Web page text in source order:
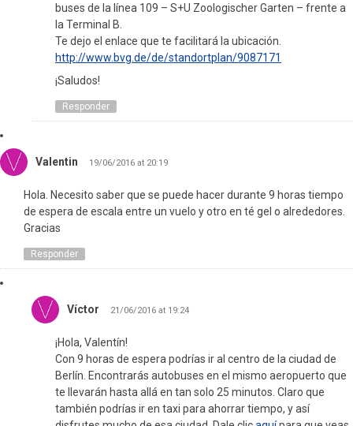
buses de la línea 109 – S+U Zoologischer Garten – frente a
la Terminal B.
Te dejo el enlace que te facilitará la ubicación.
http://www.bvg.de/de/standortplan/9087171
¡Saludos!
Responder
Valentin 19/06/2016 at 20:19
Hola. Necesito saber que se puede hacer durante 9 horas tiempo
de espera de escala entre un vuelo y otro en té gel o alrededores.
Gracias
Responder
Víctor 21/06/2016 at 19:24
¡Hola, Valentín!
Con 9 horas de espera podrías ir al centro de la ciudad de
Berlín. Encontrarás autobuses en el mismo aeropuerto que
te llevarán hasta allá en tan solo 25 minutos. Claro que
también podrías ir en taxi para ahorrar tiempo, y así